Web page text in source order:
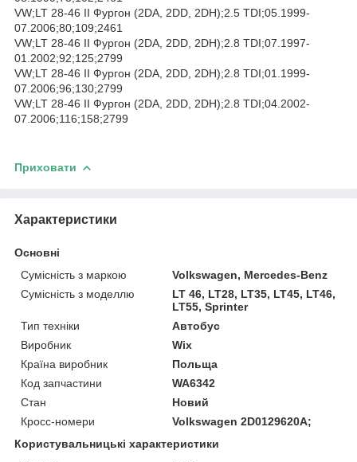
VW;LT 28-46 II Фургон (2DA, 2DD, 2DH);2.5 TDI;05.1999-
07.2006;80;109;2461
VW;LT 28-46 II Фургон (2DA, 2DD, 2DH);2.8 TDI;07.1997-
01.2002;92;125;2799
VW;LT 28-46 II Фургон (2DA, 2DD, 2DH);2.8 TDI;01.1999-
07.2006;96;130;2799
VW;LT 28-46 II Фургон (2DA, 2DD, 2DH);2.8 TDI;04.2002-
07.2006;116;158;2799
Приховати
Характеристики
Основні
Сумісність з маркою
Volkswagen, Mercedes-Benz
Сумісність з моделлю
LT 46, LT28, LT35, LT45, LT46,
LT55, Sprinter
Тип техніки
Автобус
Виробник
Wix
Країна виробник
Польща
Код запчастини
WA6342
Стан
Новий
Кросс-номери
Volkswagen 2D0129620A;
Користувальницькі характеристики